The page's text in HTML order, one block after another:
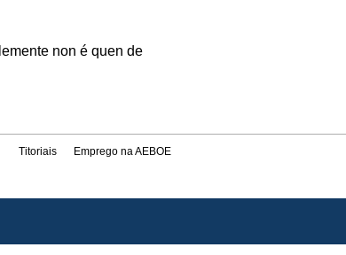
non é quen de
Titoriais Emprego na AEBOE